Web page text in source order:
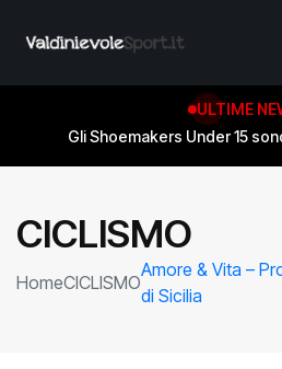
ULTIME
Gli Shoemakers Under 15
CICLISMO
HomeCICLISMO
Amore & Vita –
di Sicilia